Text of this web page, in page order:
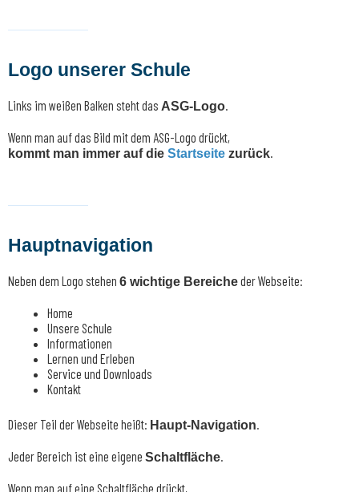
Logo unserer Schule
Links im weißen Balken steht das ASG-Logo.
Wenn man auf das Bild mit dem ASG-Logo drückt,
kommt man immer auf die Startseite zurück.
Hauptnavigation
Neben dem Logo stehen 6 wichtige Bereicheder Webseite:
Home
Unsere Schule
Informationen
Lernen und Erleben
Service und Downloads
Kontakt
Dieser Teil der Webseite heißt: Haupt-Navigation
Jeder Bereich ist eine eigene Schaltfläche
Wenn man auf eine Schaltfläche drückt,